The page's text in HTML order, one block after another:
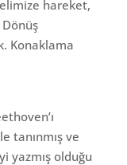
hareket,
Konaklama
tanınmış ve
yazmış olduğu